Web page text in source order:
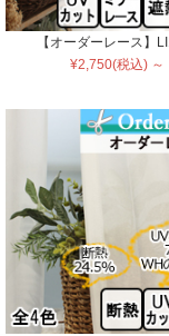
【オーダーレース】
¥2,750(税込) ～